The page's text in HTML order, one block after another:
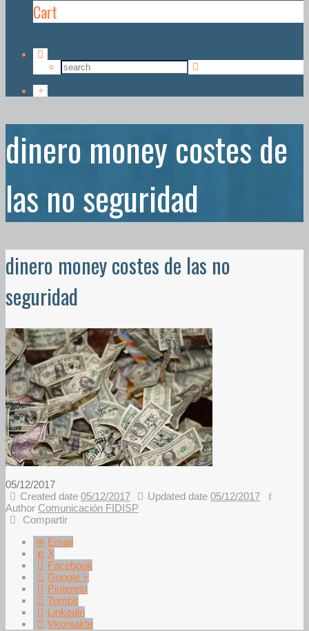
Cart
dinero money costes de
las no seguridad
dinero money costes de las no
seguridad
05/12/2017
Created date 05/12/2017 Updated date 05/12/2017
Author Comunicación FIDISP
Compartir
Email
X
Facebook
Google +
Pinterest
Tumblr
Linkedin
Vkontakte